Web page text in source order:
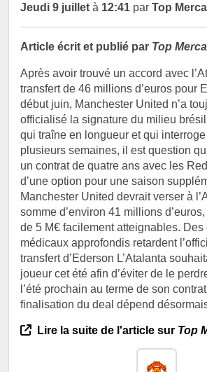
Jeudi 9 juillet à 12:41 par Top
Article écrit et publié par Top
Après avoir trouvé un accord avec
transfert de 46 millions d’euros pour
début juin, Manchester United n’a
officialisé la signature du milieu
qui traîne en longueur et qui
plusieurs semaines, il est question
un contrat de quatre ans avec les
d’une option pour une saison
Manchester United devrait verser à
somme d’environ 41 millions
de 5 M€ facilement atteignables. Des
médicaux approfondis retardent
transfert d’Ederson L’Atalanta
joueur cet été afin d’éviter de le
l’été prochain au terme de son
finalisation du deal dépend
Lire la suite de l'article sur Top